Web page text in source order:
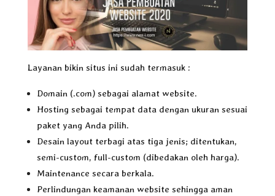
Layanan bikin situs ini sudah termasuk :
Domain (.com) sebagai alamat website.
Hosting sebagai tempat data dengan ukuran sesuai
paket yang Anda pilih.
Desain layout terbagi atas tiga jenis; ditentukan,
semi-custom, full-custom (dibedakan oleh harga).
Maintenance secara berkala.
Perlindungan keamanan website sehingga aman